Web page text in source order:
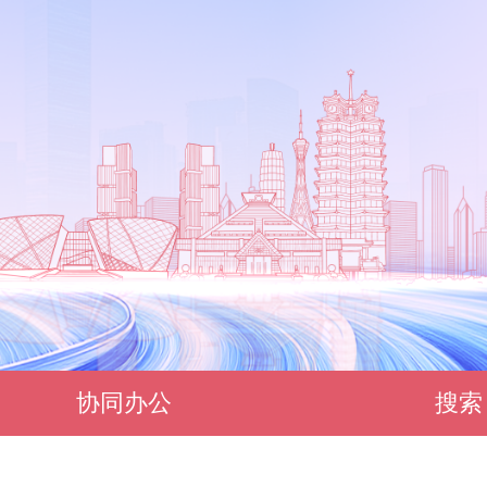
协同办公 搜索